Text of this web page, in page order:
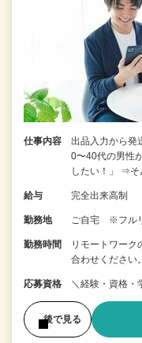
仕事内容
出品入力から発
0〜40代の男性
したい！」 ⇒そ
給与 完全出来高制
勤務地 ご自宅 ※フル
勤務時間
リモートワーク
合わせください
応募資格 ＼経験・資格・
後で見る